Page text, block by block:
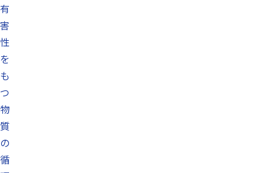
有
害
性
を
も
つ
物
質
の
循